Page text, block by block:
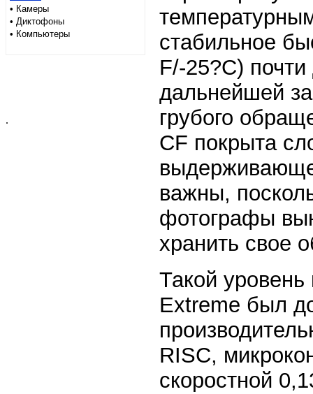
• Камеры
• Диктофоны
• Компьютеры
.
стабильное
F/-25?C)
дальнейшей
грубого
CF покрыта
важны,
фотографы
хранить свое
Такой уровень
Extreme был
RISC,
скоростной